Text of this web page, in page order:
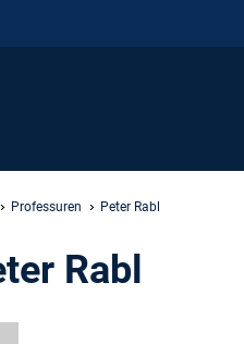
Professuren Peter Rabl
Rabl